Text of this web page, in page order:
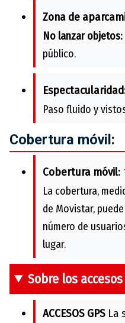
Zona de
No lanzar objetos:
público.
Paso fluido y
Cobertura móvil:
Cobertura móvil:
La cobertura,
de Movistar,
número de
lugar.
Sobre los accesos
ACCESOS GPS La